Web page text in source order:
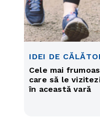
IDEI DE
Cele mai
care să le
în această vară